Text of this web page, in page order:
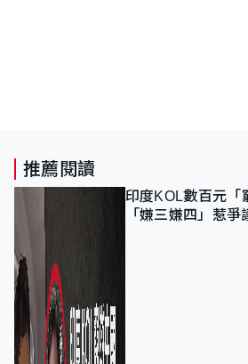
推薦閱讀
印度KOL數百元
「嫌三嫌四」惹